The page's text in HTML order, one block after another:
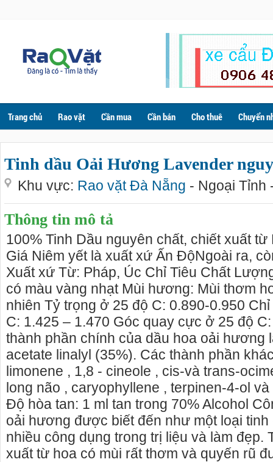
Trang chủ Rao vặt Cần mua Cần bán Cho thuê Chuyển
Tinh dầu Oải Hương Lavender
Khu vực: Rao vặt Đà Nẵng - Ngoại Tỉnh
Thông tin mô tả
100% Tinh Dầu nguyên chất, chiết xuất
Giá Niêm yết là xuất xứ Ấn ĐộNgoài ra,
Xuất xứ Từ: Pháp, Úc Chỉ Tiêu Chất
có màu vàng nhạt Mùi hương: Mùi thơm
nhiên Tỷ trọng ở 25 độ C: 0.890-0.950
C: 1.425 – 1.470 Góc quay cực ở 25 độ
thành phần chính của dầu hoa oải hương
acetate linalyl (35%). Các thành phần
limonene , 1,8 - cineole , cis-và trans-
long não , caryophyllene , terpinen-4-ol
Độ hòa tan: 1 ml tan trong 70% Alcohol
oải hương được biết đến như một loại
nhiều công dụng trong trị liệu và làm đẹp.
xuất từ hoa có mùi rất thơm và quyến rũ